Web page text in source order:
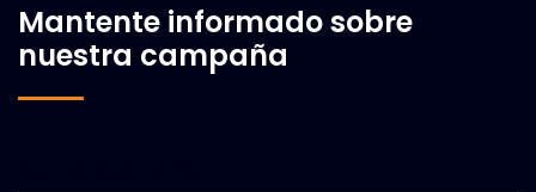
Mantente informado sobre
nuestra campaña